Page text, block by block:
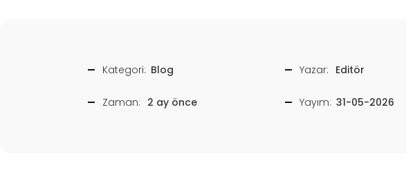
Kategori: Blog Yazar: Editör
Zaman: 2 ay önce Yayım: 31-05-2026